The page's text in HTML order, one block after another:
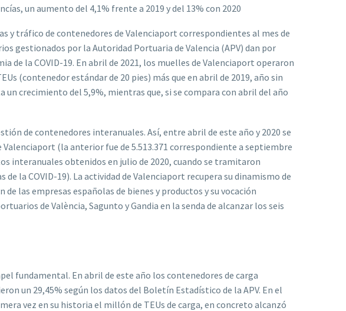
un aumento del 4,1% frente a 2019 y del 13% con 2020
y tráfico de contenedores de Valenciaport correspondientes al mes de
gestionados por la Autoridad Portuaria de Valencia (APV) dan por
de la COVID-19. En abril de 2021, los muelles de Valenciaport operaron
(contenedor estándar de 20 pies) más que en abril de 2019, año sin
un crecimiento del 5,9%, mientras que, si se compara con abril del año
de contenedores interanuales. Así, entre abril de este año y 2020 se
(la anterior fue de 5.513.371 correspondiente a septiembre
interanuales obtenidos en julio de 2020, cuando se tramitaron
de la COVID-19). La actividad de Valenciaport recupera su dinamismo de
las empresas españolas de bienes y productos y su vocación
de València, Sagunto y Gandia en la senda de alcanzar los seis
fundamental. En abril de este año los contenedores de carga
un 29,45% según los datos del Boletín Estadístico de la APV. En el
vez en su historia el millón de TEUs de carga, en concreto alcanzó